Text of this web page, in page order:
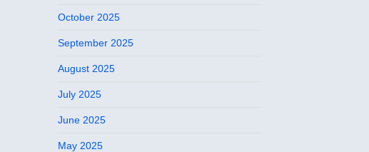
October 2025
September 2025
August 2025
July 2025
June 2025
May 2025